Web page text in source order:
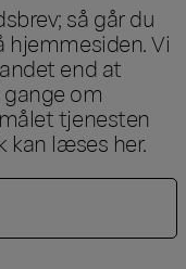
så går du
Vi
end at
om
tjenesten
kan læses her.